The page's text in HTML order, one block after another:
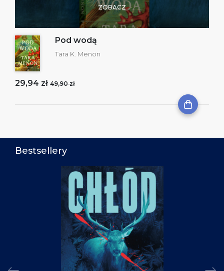
ZOBACZ
Pod wodą
Tara K. Menon
29,94 zł 49,90 zł
Bestsellery